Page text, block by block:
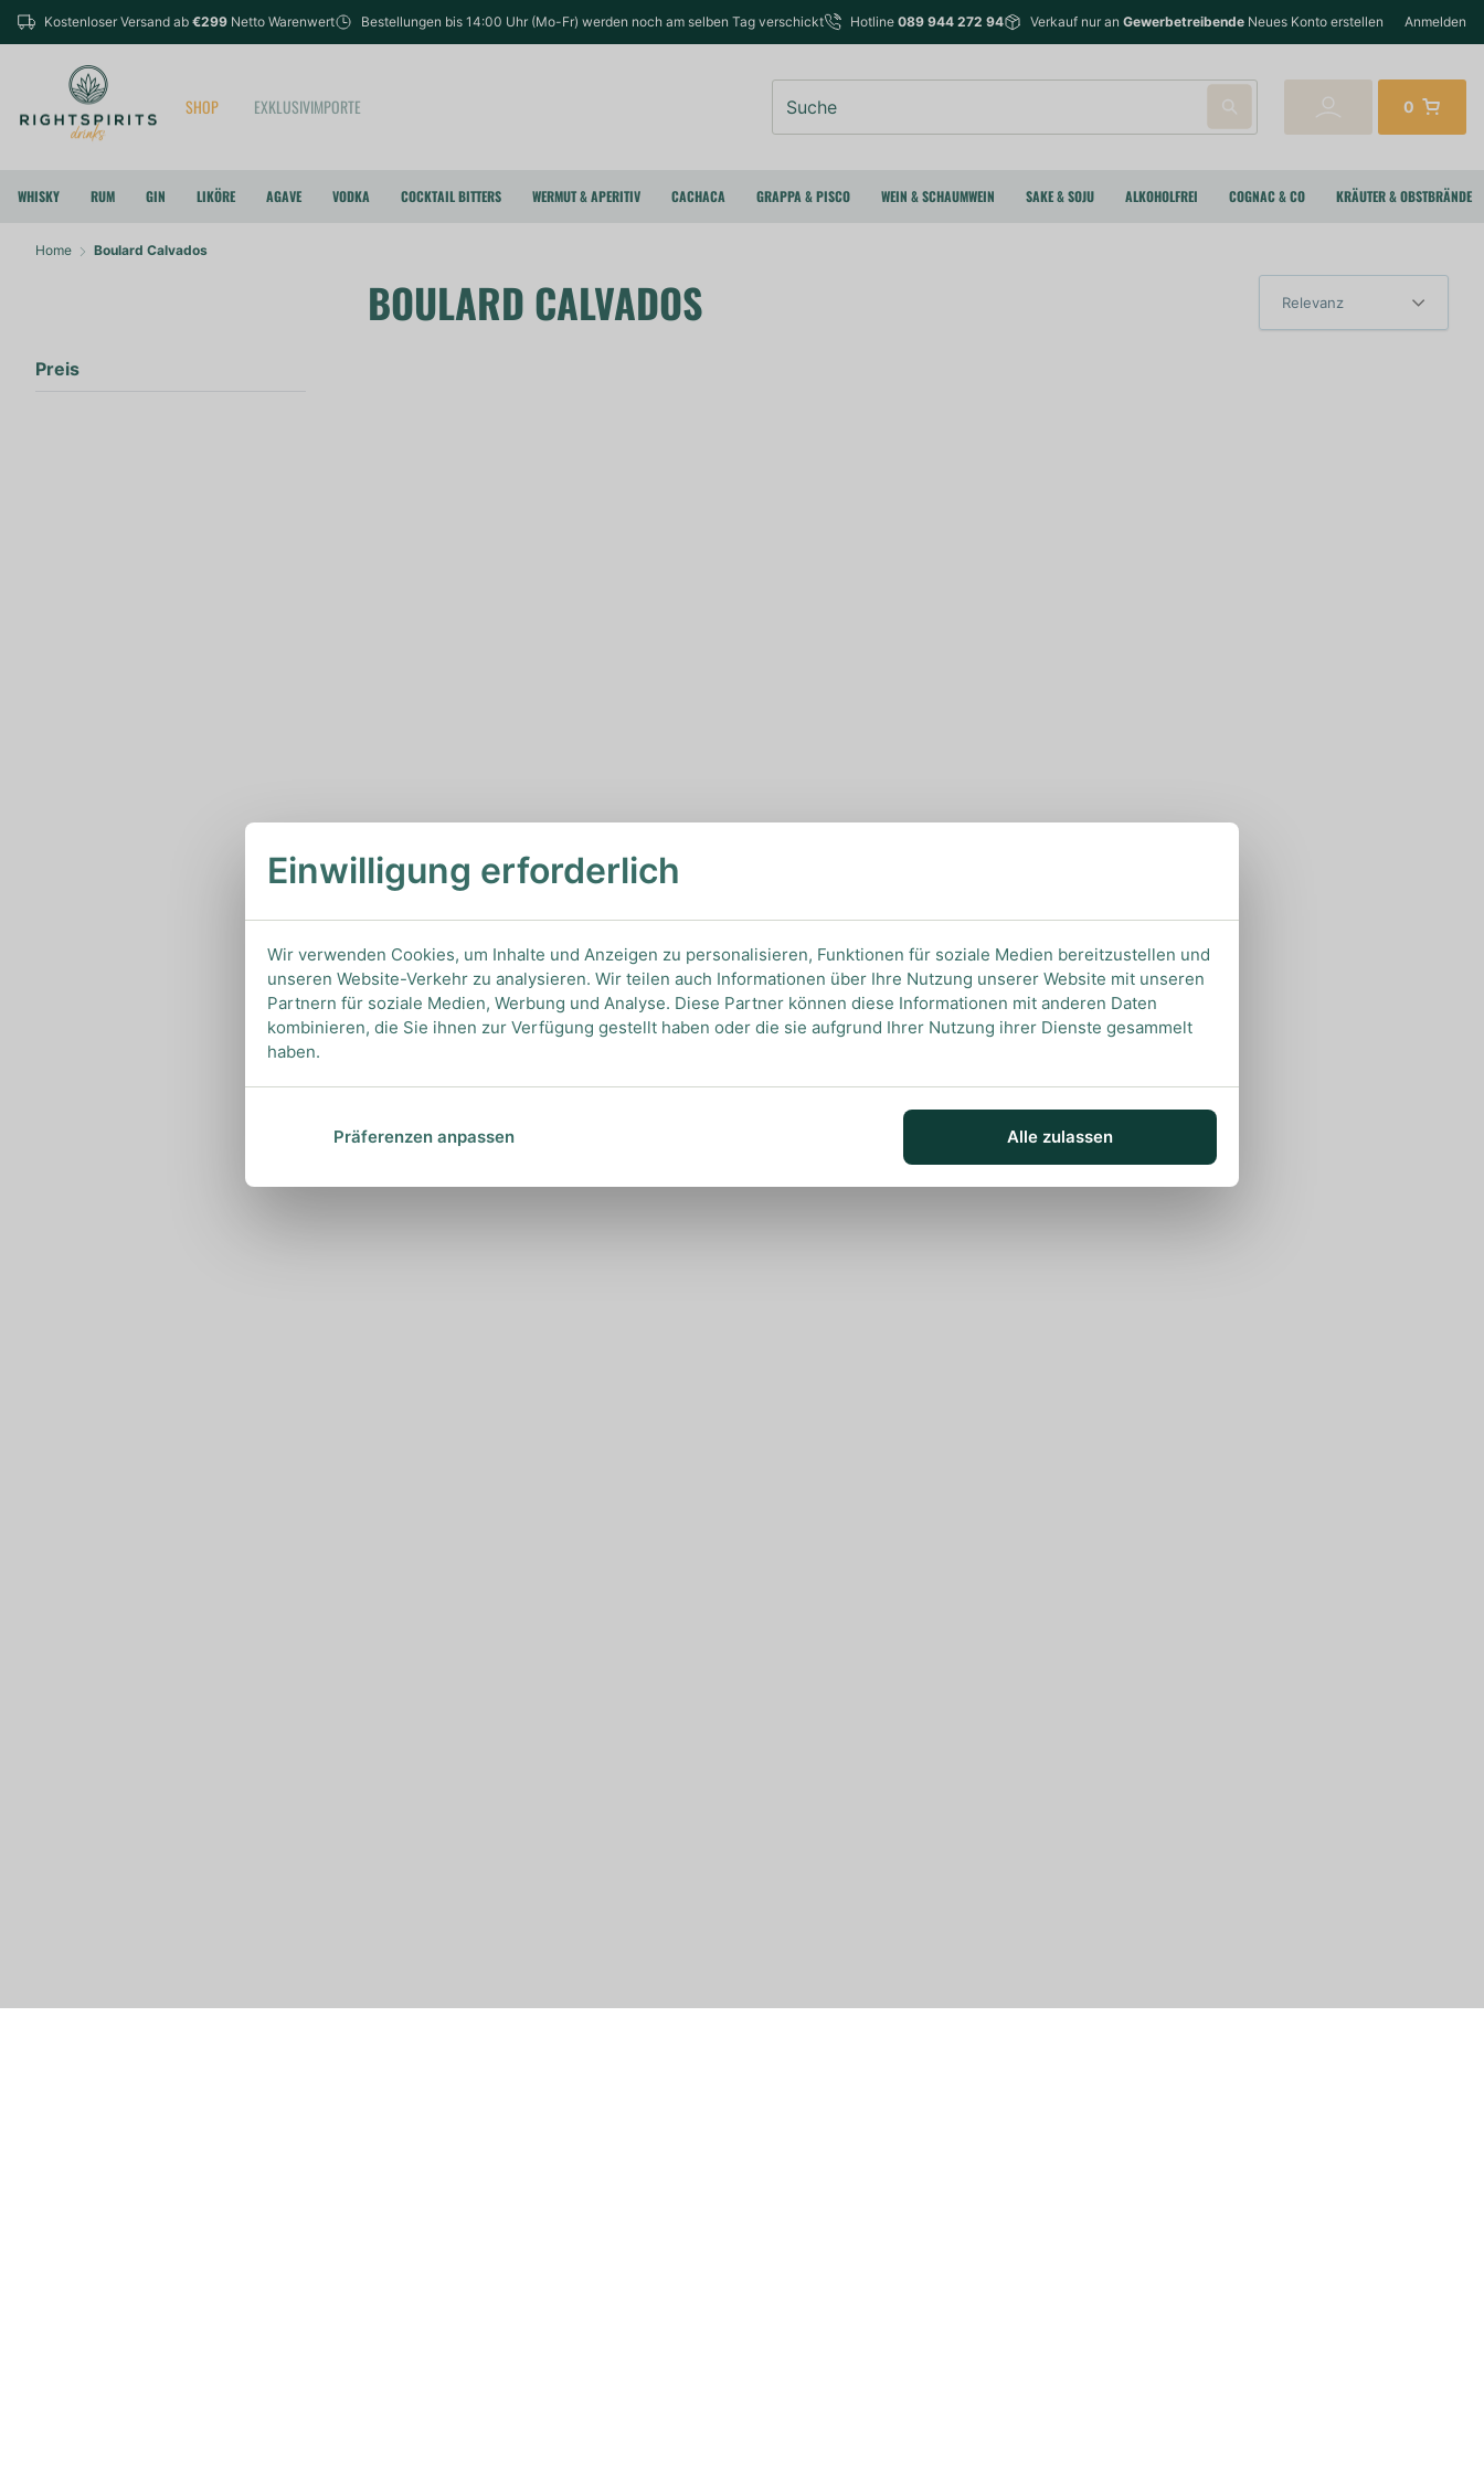
Kostenloser Versand ab €299 Netto Warenwert Bestellungen bis 14:00 Uhr (Mo-Fr) werden noch am selben Tag verschickt Hotline 089 944 272 94 Verkauf nur an Gewerbetreibende Neues Konto erstellen Anmelden
SHOP EXKLUSIVIMPORTE 0
WHISKY RUM GIN LIKÖRE AGAVE VODKA COCKTAIL BITTERS WERMUT & APERITIV CACHACA GRAPPA & PISCO WEIN & SCHAUMWEIN SAKE & SOJU ALKOHOLFREI COGNAC & CO KRÄUTER & OBSTBRÄNDE
Home Boulard Calvados
Preis
BOULARD CALVADOS
Einwilligung erforderlich
Wir verwenden Cookies, um Inhalte und Anzeigen zu personalisieren, Funktionen für soziale Medien bereitzustellen und
unseren Website-Verkehr zu analysieren. Wir teilen auch Informationen über Ihre Nutzung unserer Website mit unseren
Partnern für soziale Medien, Werbung und Analyse. Diese Partner können diese Informationen mit anderen Daten
kombinieren, die Sie ihnen zur Verfügung gestellt haben oder die sie aufgrund Ihrer Nutzung ihrer Dienste gesammelt
haben.
Präferenzen anpassen Alle zulassen